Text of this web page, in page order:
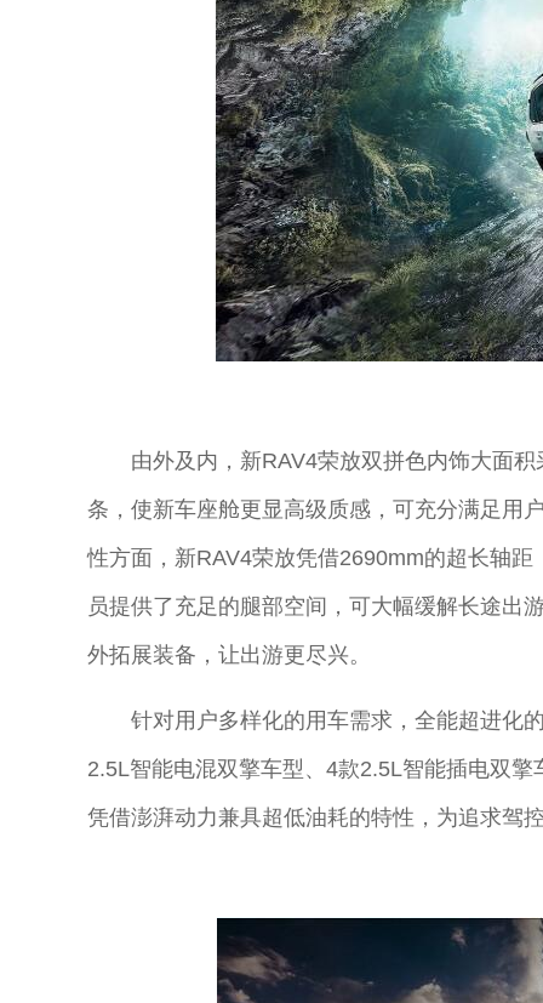
由外及内，新RAV4荣放双拼色内饰大面
条，使新车座舱更显高级质感，可充分满足用
性方面，新RAV4荣放凭借2690mm的超长轴
员提供了充足的腿部空间，可大幅缓解长途出
外拓展装备，让出游更尽兴。
针对用户多样化的用车需求，全能超进化
2.5L智能电混双擎车型、4款2.5L智能插电双
凭借澎湃动力兼具超低油耗的特性，为追求驾